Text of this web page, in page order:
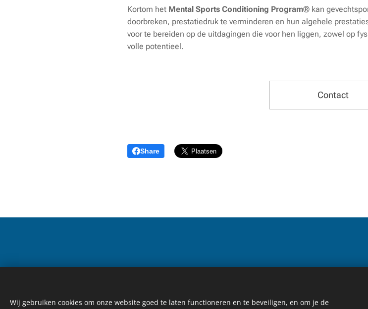
Kortom het Mental Sports Conditioning Program® kan
doorbreken, prestatiedruk te verminderen en hun algehele
voor te bereiden op de uitdagingen die voor hen liggen, zowel op
volle potentieel.
Contact
Share
Niets van
Wij gebruiken cookies om onze website goed te laten functioneren en te beveiligen, en om je de